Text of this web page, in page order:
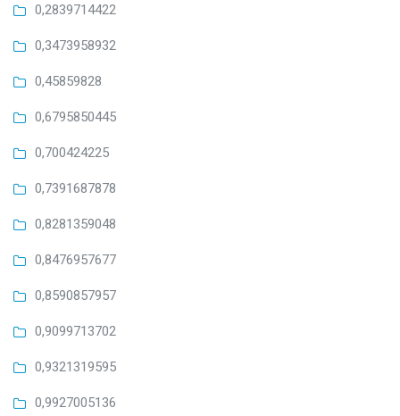
0,2839714422
0,3473958932
0,45859828
0,6795850445
0,700424225
0,7391687878
0,8281359048
0,8476957677
0,8590857957
0,9099713702
0,9321319595
0,9927005136